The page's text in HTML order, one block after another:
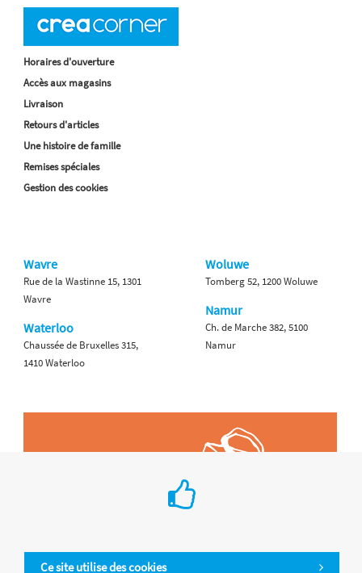
Ce site utilise des cookies
Horaires d'ouverture
Accès aux magasins
Livraison
Retours d'articles
Une histoire de famille
Remises spéciales
Gestion des cookies
Wavre
Rue de la Wastinne 15, 1301
Wavre
Waterloo
Chaussée de Bruxelles 315,
1410 Waterloo
Woluwe
Tomberg 52, 1200 Woluwe
Namur
Ch. de Marche 382, 5100
Namur